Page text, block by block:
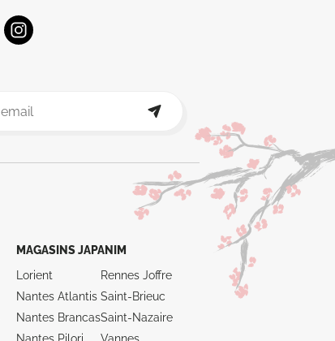
MAGASINS JAPANIM
Lorient
Nantes Atlantis
Nantes Brancas
Rennes Joffre
Saint-Brieuc
Saint-Nazaire